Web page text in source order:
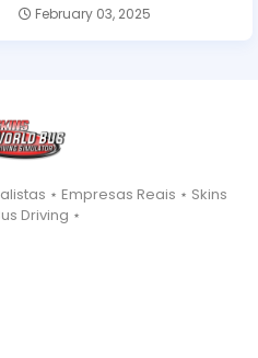
February 03, 2025
⋆ Empresas Reais ⋆ Skins
Driving ⋆